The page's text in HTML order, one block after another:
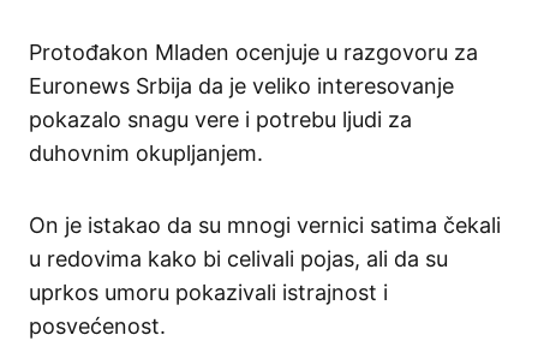
Protođakon Mladen ocenjuje u razgovoru za
Euronews Srbija da je veliko interesovanje
pokazalo snagu vere i potrebu ljudi za
duhovnim okupljanjem.
On je istakao da su mnogi vernici satima čekali
u redovima kako bi celivali pojas, ali da su
uprkos umoru pokazivali istrajnost i
posvećenost.